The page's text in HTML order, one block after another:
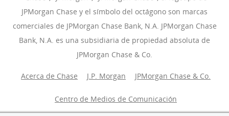
JPMorgan Chase y el símbolo del octágono son marcas
comerciales de JPMorgan Chase Bank, N.A. JPMorgan Chase
Bank, N.A. es una subsidiaria de propiedad absoluta de
JPMorgan Chase & Co.
Acerca de Chase J.P. Morgan (Se abre en superposición)
JPMorgan Chase & Co.
Centro de Medios de Comunicación